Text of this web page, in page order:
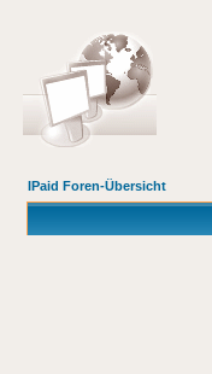
IPaid Foren-Übersicht